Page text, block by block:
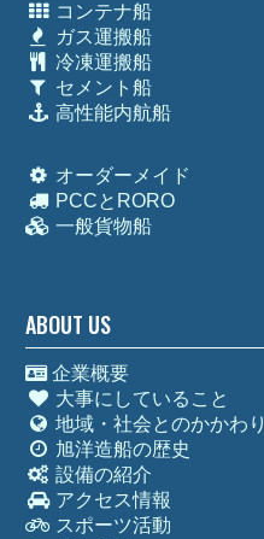
コンテナ船
ガス運搬船
冷凍運搬船
セメント船
高性能内航船
オーダーメイド
PCCとRORO
一般貨物船
ABOUT US
企業概要
大事にしていること
地域・社会とのかかわり
旭洋造船の歴史
設備の紹介
アクセス情報
スポーツ活動